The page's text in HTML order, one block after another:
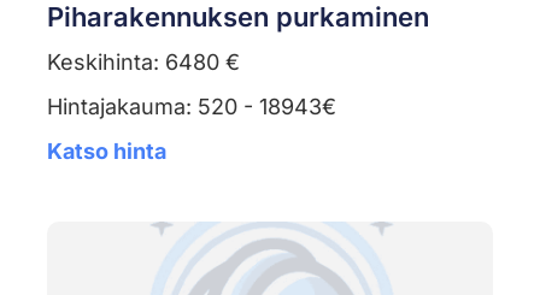
Piharakennuksen purkaminen
Keskihinta: 6480 €
Hintajakauma: 520 - 18943€
Katso hinta